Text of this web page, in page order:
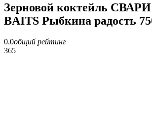
Зерновой коктейль
BAITS Рыбкина радость
0.0общий рейтинг
365